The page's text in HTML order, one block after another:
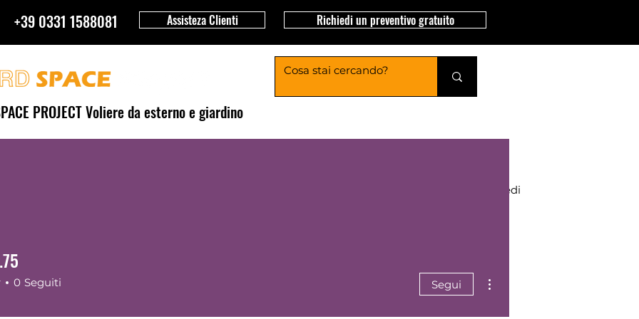
+39 0331 1588081 Assisteza Clienti Richiedi un preventivo gratuito
PROJECT Voliere da esterno e giardino
Accedi
0 Seguiti Segui